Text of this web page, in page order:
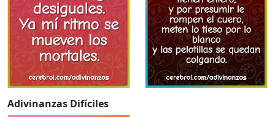
Adivinanzas Difíciles